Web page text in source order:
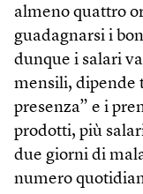
almeno quattro
guadagnarsi i
dunque i salari
mensili, dipende
presenza” e i
prodotti, più
due giorni di
numero